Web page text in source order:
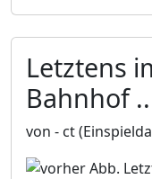
Letztens
Bahnhof
von - ct